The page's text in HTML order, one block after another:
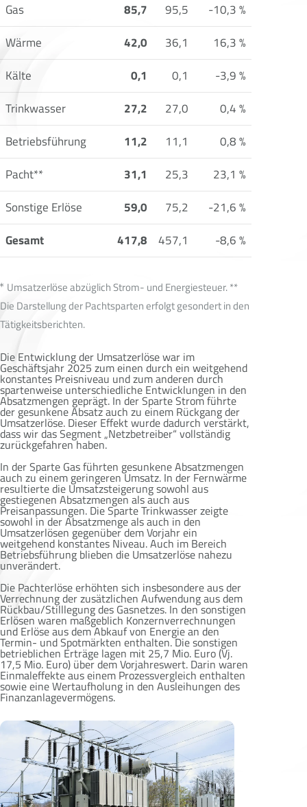
Gas
85,7 95,5
-10,3 %
Wärme
42,0 36,1
16,3 %
Kälte
0,1 0,1
-3,9 %
Trinkwasser
27,2 27,0
0,4 %
Betriebsführung
11,2 11,1
0,8 %
Pacht**
31,1 25,3
23,1 %
Sonstige Erlöse
59,0 75,2
-21,6 %
Gesamt
417,8 457,1 -8,6 %
Umsatzerlöse abzüglich Strom- und Energiesteuer. **
Die Darstellung der Pachtsparten erfolgt gesondert in den
Tätigkeitsberichten.
Die Entwicklung der Umsatzerlöse war im
Geschäftsjahr 2025 zum einen durch ein weitgehend
konstantes Preisniveau und zum anderen durch
spartenweise unterschiedliche Entwicklungen in den
Absatzmengen geprägt. In der Sparte Strom führte
der gesunkene Absatz auch zu einem Rückgang der
Umsatzerlöse. Dieser Effekt wurde dadurch verstärkt,
dass wir das Segment „Netzbetreiber“ vollständig
zurückgefahren haben.
In der Sparte Gas führten gesunkene Absatzmengen
auch zu einem geringeren Umsatz. In der Fernwärme
resultierte die Umsatzsteigerung sowohl aus
gestiegenen Absatzmengen als auch aus
Preisanpassungen. Die Sparte Trinkwasser zeigte
sowohl in der Absatzmenge als auch in den
Umsatzerlösen gegenüber dem Vorjahr ein
weitgehend konstantes Niveau. Auch im Bereich
Betriebsführung blieben die Umsatzerlöse nahezu
unverändert.
Die Pachterlöse erhöhten sich insbesondere aus der
Verrechnung der zusätzlichen Aufwendung aus dem
Rückbau/Stilllegung des Gasnetzes. In den sonstigen
Erlösen waren maßgeblich Konzernverrechnungen
und Erlöse aus dem Abkauf von Energie an den
Termin- und Spotmärkten enthalten. Die sonstigen
betrieblichen Erträge lagen mit 25,7 Mio. Euro (Vj.
17,5 Mio. Euro) über dem Vorjahreswert. Darin waren
Einmaleffekte aus einem Prozessvergleich enthalten
sowie eine Wertaufholung in den Ausleihungen des
Finanzanlagevermögens.